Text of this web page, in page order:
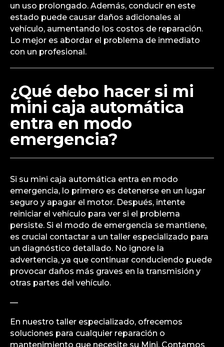
un uso prolongado. Además, conducir en este
estado puede causar daños adicionales al
vehículo, aumentando los costos de reparación.
Lo mejor es abordar el problema de inmediato
con un profesional.
¿Qué debo hacer si mi
mini caja automática
entra en modo
emergencia?
Si su mini caja automática entra en modo
emergencia, lo primero es detenerse en un lugar
seguro y apagar el motor. Después, intente
reiniciar el vehículo para ver si el problema
persiste. Si el modo de emergencia se mantiene,
es crucial contactar a un taller especializado para
un diagnóstico detallado. No ignore la
advertencia, ya que continuar conduciendo puede
provocar daños más graves en la transmisión y
otras partes del vehículo.
—
En nuestro taller especializado, ofrecemos
soluciones para cualquier reparación o
mantenimiento que necesite su Mini. Contamos